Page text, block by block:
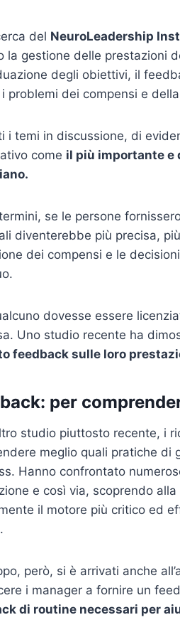
del NeuroLeadership
la gestione delle prestazioni
degli obiettivi, il
problemi dei compensi e
i temi in discussione, di
come il più importante e
se le persone
diventerebbe più precisa,
dei compensi e le
dovesse essere
Uno studio recente ha
feedback sulle loro
per
studio piuttosto recente, i
meglio quali pratiche
Hanno confrontato
e così via, scoprendo alla
il motore più critico ed
però, si è arrivati anche
i manager a fornire un
di routine necessari per